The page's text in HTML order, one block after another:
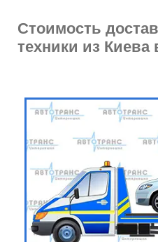
Стоимость
техники из Киева